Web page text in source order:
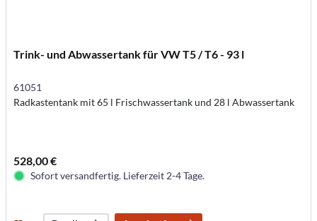
Trink- und Abwassertank für VW T5 / T6 - 93 l
61051
Radkastentank mit 65 l Frischwassertank und 28 l Abwassertank
528,00 €
Sofort versandfertig. Lieferzeit 2-4 Tage.